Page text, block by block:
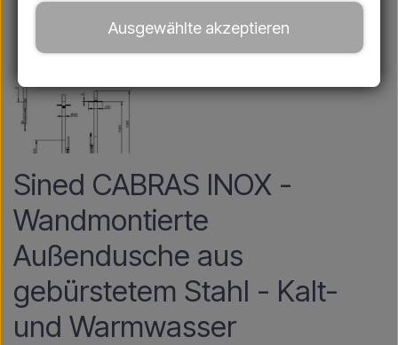
Sined CABRAS INOX -
Wandmontierte
Außendusche aus
gebürstetem Stahl - Kalt-
und Warmwasser
Ausgewählte akzeptieren